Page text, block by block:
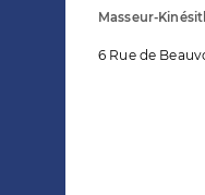
Masseur-
6 Rue de